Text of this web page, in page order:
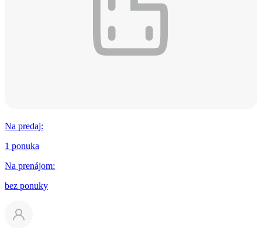
Na predaj:
1 ponuka
Na prenájom:
bez ponuky